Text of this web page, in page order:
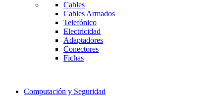
Cables
Cables Armados
Telefónico
Electricidad
Adaptadores
Conectores
Fichas
Computación y Seguridad